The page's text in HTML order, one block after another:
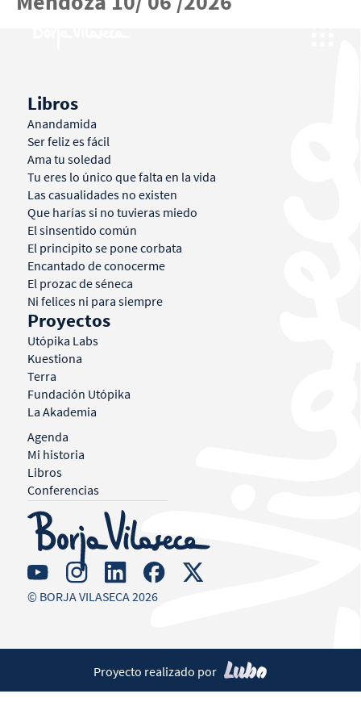
© BORJA VILASECA 2026
Libros
Anandamida
Ser feliz es fácil
Ama tu soledad
Tu eres lo único que falta en la vida
Las casualidades no existen
Que harías si no tuvieras miedo
El sinsentido común
El principito se pone corbata
Encantado de conocerme
El prozac de séneca
Ni felices ni para siempre
Proyectos
Utópika Labs
Kuestiona
Terra
Fundación Utópika
La Akademia
Agenda
Mi historia
Libros
Conferencias
Proyecto realizado por